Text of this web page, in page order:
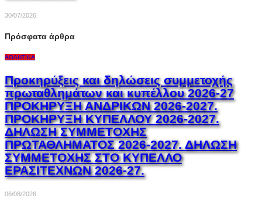
30/07/2026
Πρόσφατα άρθρα
ΑΘΛΗΤΙΚΆ
Προκηρύξεις και δηλώσεις συμμετοχής
πρωταθλημάτων και κυπέλλου 2026-27
ΠΡΟΚΗΡΥΞΗ ΑΝΔΡΙΚΩΝ 2026-2027.
ΠΡΟΚΗΡΥΞΗ ΚΥΠΕΛΛΟΥ 2026-2027.
ΔΗΛΩΣΗ ΣΥΜΜΕΤΟΧΗΣ
ΠΡΩΤΑΘΛΗΜΑΤΟΣ 2026-2027. ΔΗΛΩΣΗ
ΣΥΜΜΕΤΟΧΗΣ ΣΤΟ ΚΥΠΕΛΛΟ
ΕΡΑΣΙΤΕΧΝΩΝ 2026-27.
06/08/2026